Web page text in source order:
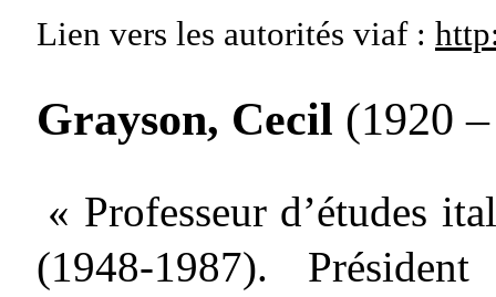
Lien vers les autorités viaf :
Grayson, Cecil (1920
« Professeur d’études
(1948-1987).